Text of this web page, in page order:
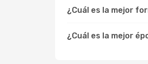
¿Cuál es la mejor
¿Cuál es la mejor